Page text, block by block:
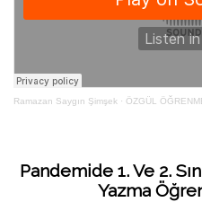
Ramazan Saygın Şimşek · ÖZGÜL ÖĞRENME
Pandemide 1. Ve 2.
Yazma